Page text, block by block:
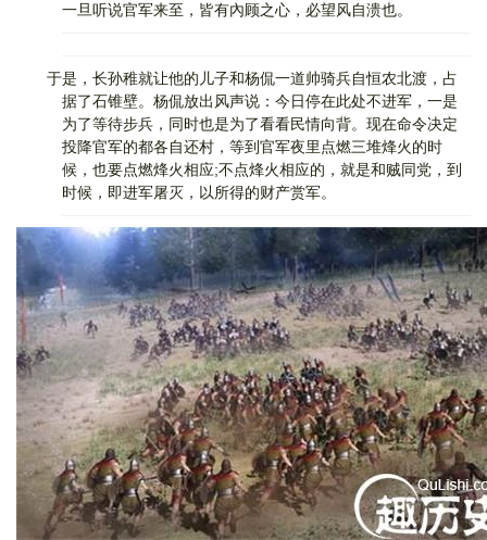
一旦听说官军来至，皆有內顾之心，必望风自溃也。
于是，长孙稚就让他的儿子和杨侃一道帅骑兵自恒农北渡，占
据了石锥壁。杨侃放出风声说：今日停在此处不进军，一是
为了等待步兵，同时也是为了看看民情向背。现在命令决定
投降官军的都各自还村，等到官军夜里点燃三堆烽火的时
候，也要点燃烽火相应;不点烽火相应的，就是和贼同党，到
时候，即进军屠灭，以所得的财产赏军。